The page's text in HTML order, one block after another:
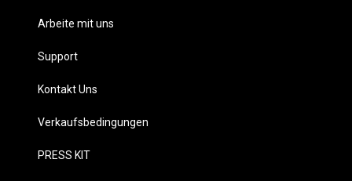
Arbeite mit uns
Support
Kontakt Uns
Verkaufsbedingungen
PRESS KIT